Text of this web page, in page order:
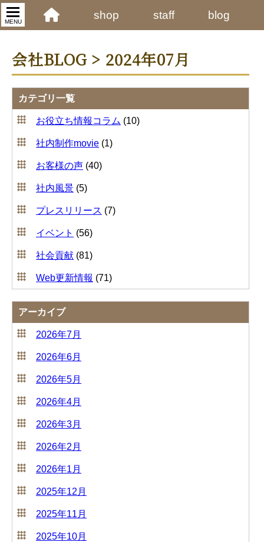
MENU
shop staff blog
会社BLOG > 2024年07月
カテゴリ一覧
お役立ち情報コラム (10)
社内制作movie (1)
お客様の声 (40)
社内風景 (5)
プレスリリース (7)
イベント (56)
社会貢献 (81)
Web更新情報 (71)
アーカイブ
2026年7月
2026年6月
2026年5月
2026年4月
2026年3月
2026年2月
2026年1月
2025年12月
2025年11月
2025年10月